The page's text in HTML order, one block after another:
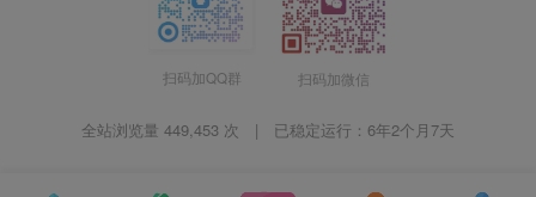
扫码加QQ群 扫码加微信
全站浏览量 449,453 次 | 已稳定运行： 6年2个月7天